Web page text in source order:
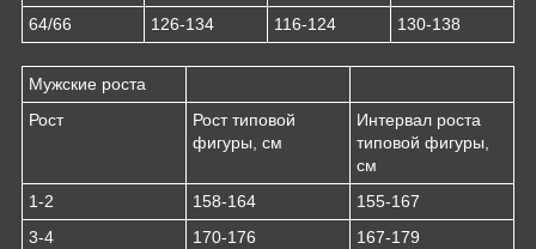
64/66
126-134 116-124 130-138
Мужские роста
Рост
Рост типовой
фигуры, см
Интервал роста
типовой фигуры,
см
1-2
158-164
155-167
3-4
170-176
167-179